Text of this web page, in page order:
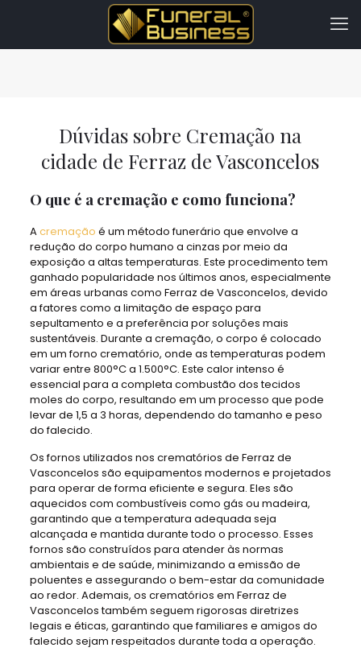
Dúvidas sobre Cremação na
cidade de Ferraz de Vasconcelos
O que é a cremação e como funciona?
Acremação é um método funerário que envolve a
redução do corpo humano a cinzas por meio da
exposição a altas temperaturas. Este procedimento tem
ganhado popularidade nos últimos anos, especialmente
em áreas urbanas como Ferraz de Vasconcelos, devido
a fatores como a limitação de espaço para
sepultamento e a preferência por soluções mais
sustentáveis. Durante a cremação, o corpo é colocado
em um forno crematório, onde as temperaturas podem
variar entre 800°C a 1.500°C. Este calor intenso é
essencial para a completa combustão dos tecidos
moles do corpo, resultando em um processo que pode
levar de 1,5 a 3 horas, dependendo do tamanho e peso
do falecido.
Os fornos utilizados nos crematórios de Ferraz de
Vasconcelos são equipamentos modernos e projetados
para operar de forma eficiente e segura. Eles são
aquecidos com combustíveis como gás ou madeira,
garantindo que a temperatura adequada seja
alcançada e mantida durante todo o processo. Esses
fornos são construídos para atender às normas
ambientais e de saúde, minimizando a emissão de
poluentes e assegurando o bem-estar da comunidade
ao redor. Ademais, os crematórios em Ferraz de
Vasconcelos também seguem rigorosas diretrizes
legais e éticas, garantindo que familiares e amigos do
falecido sejam respeitados durante toda a operação.